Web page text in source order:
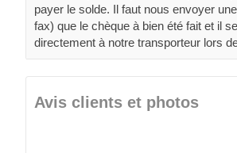
payer le solde. Il faut nous envoyer
fax) que le chèque à bien été fait et il
directement à notre transporteur lors
Avis clients et photos